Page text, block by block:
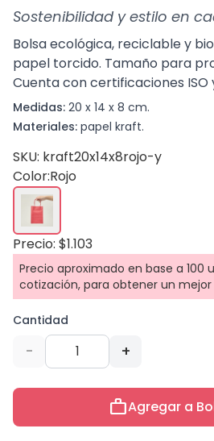
Sostenibilidad y estilo en
Bolsa ecológica, reciclable y
papel torcido. Tamaño para
Cuenta con certificaciones ISO
Medidas: 20 x 14 x 8 cm.
Materiales: papel kraft.
SKU: kraft20x14x8rojo-y
Color:Rojo
Precio: $1.103
Precio aproximado en base a 100
cotización, para obtener un mejor
Cantidad
- +
workAgregar a